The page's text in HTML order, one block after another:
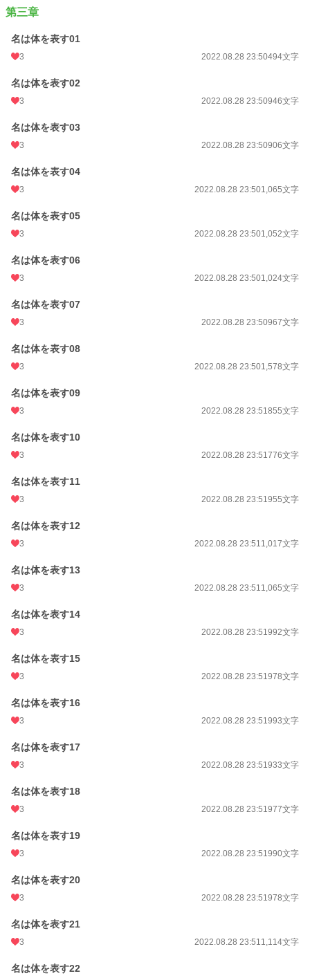
第三章
名は体を表す01
3 2022.08.28 23:50494文字
名は体を表す02
3 2022.08.28 23:50946文字
名は体を表す03
3 2022.08.28 23:50906文字
名は体を表す04
3 2022.08.28 23:501,065文字
名は体を表す05
3 2022.08.28 23:501,052文字
名は体を表す06
3 2022.08.28 23:501,024文字
名は体を表す07
3 2022.08.28 23:50967文字
名は体を表す08
3 2022.08.28 23:501,578文字
名は体を表す09
3 2022.08.28 23:51855文字
名は体を表す10
3 2022.08.28 23:51776文字
名は体を表す11
3 2022.08.28 23:51955文字
名は体を表す12
3 2022.08.28 23:511,017文字
名は体を表す13
3 2022.08.28 23:511,065文字
名は体を表す14
3 2022.08.28 23:51992文字
名は体を表す15
3 2022.08.28 23:51978文字
名は体を表す16
3 2022.08.28 23:51993文字
名は体を表す17
3 2022.08.28 23:51933文字
名は体を表す18
3 2022.08.28 23:51977文字
名は体を表す19
3 2022.08.28 23:51990文字
名は体を表す20
3 2022.08.28 23:51978文字
名は体を表す21
3 2022.08.28 23:511,114文字
名は体を表す22